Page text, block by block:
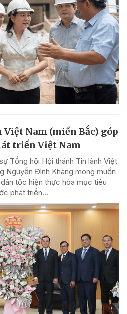
Nam (miền Bắc) góp
triển Việt Nam
Tổng hội Hội thánh Tin lành Việt
Nguyễn Đình Khang mong muốn
tộc hiện thực hóa mục tiêu
phát triển...